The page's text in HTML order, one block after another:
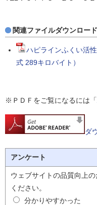
関連ファイルダウンロード
ハピラインふくい活
式 289キロバイト）
※ＰＤＦをご覧になるには「
ダ
アンケート
ウェブサイトの品質向上
ください。
分かりやすかった